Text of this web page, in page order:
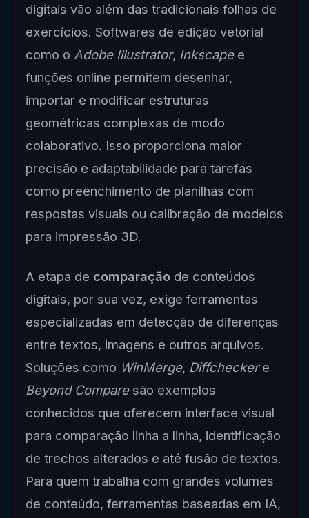
digitais vão além das tradicionais folhas de
exercícios. Softwares de edição vetorial
como o Adobe Illustrator, Inkscapee
funções online permitem desenhar,
importar e modificar estruturas
geométricas complexas de modo
colaborativo. Isso proporciona maior
precisão e adaptabilidade para tarefas
como preenchimento de planilhas com
respostas visuais ou calibração de modelos
para impressão 3D.
A etapa de comparaçãode conteúdos
digitais, por sua vez, exige ferramentas
especializadas em detecção de diferenças
entre textos, imagens e outros arquivos.
Soluções como WinMerge, Diffcheckere
Beyond Comparesão exemplos
conhecidos que oferecem interface visual
para comparação linha a linha, identificação
de trechos alterados e até fusão de textos.
Para quem trabalha com grandes volumes
de conteúdo, ferramentas baseadas em IA,